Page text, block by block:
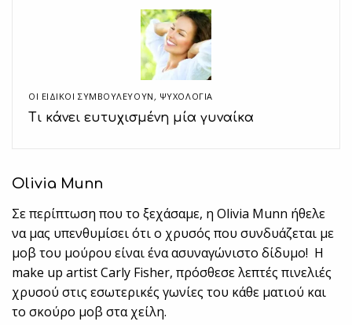
ΟΙ ΕΙΔΙΚΟΊ ΣΥΜΒΟΥΛΕΎΟΥΝ , ΨΥΧΟΛΟΓΙΑ
Τι κάνει ευτυχισμένη μία γυναίκα
Olivia Munn
Σε περίπτωση που το ξεχάσαμε, η Olivia Munn ήθελε
να μας υπενθυμίσει ότι ο χρυσός που συνδυάζεται με
μοβ του μούρου είναι ένα ασυναγώνιστο δίδυμο! Η
make up artist Carly Fisher, πρόσθεσε λεπτές πινελιές
χρυσού στις εσωτερικές γωνίες του κάθε ματιού και
το σκούρο μοβ στα χείλη.